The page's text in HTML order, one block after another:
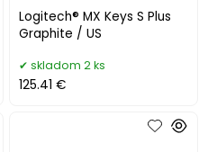
Logitech® MX Keys S Plus
Graphite / US
skladom 2 ks
125.41 €